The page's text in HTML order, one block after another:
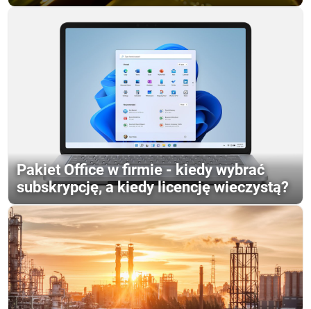
Pakiet Office w firmie - kiedy wybrać
subskrypcję, a kiedy licencję wieczystą?